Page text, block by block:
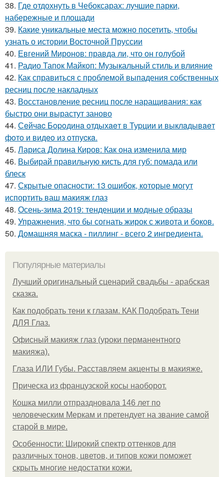
38. Где отдохнуть в Чебоксарах: лучшие парки,
набережные и площади
39. Какие уникальные места можно посетить, чтобы
узнать о истории Восточной Пруссии
40. Евгений Миронов: правда ли, что он голубой
41. Радио Тапок Майкоп: Музыкальный стиль и влияние
42. Как справиться с проблемой выпадения собственных
ресниц после накладных
43. Восстановление ресниц после наращивания: как
быстро они вырастут заново
44. Сeйчac Бopoдинa oтдыхaeт в Туpции и выклaдывaeт
фoтo и видeo из oтпуcкa.
45. Лариса Долина Киров: Как она изменила мир
46. Выбирай правильную кисть для губ: помада или
блеск
47. Скрытые опасности: 13 ошибок, которые могут
испортить ваш макияж глаз
48. Осень-зима 2019: тенденции и модные образы
49. Упражнения, что бы согнать жирок с живота и боков.
50. Домашняя маска - пиллинг - всего 2 ингредиента.
Популярные материалы
Лучший оригинальный сценарий свадьбы - арабская
сказка.
Как подобрать тени к глазам. КАК Подобрать Тени
ДЛЯ Глаз.
Офисный макияж глаз (уроки перманентного
макияжа).
Глаза ИЛИ Губы. Расставляем акценты в макияже.
Прическа из французской косы наоборот.
Кошка милли отпраздновала 146 лет по
человеческим Меркам и претендует на звание самой
старой в мире.
Особенности: Широкий спектр оттенков для
различных тонов, цветов, и типов кожи поможет
скрыть многие недостатки кожи.